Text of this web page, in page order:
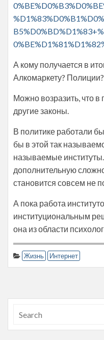
А кому получается в
Алкомаркету?
Можно возразить, что
другие законы.
В политике работали
бы в этой так
называемые
дополнительную
становится совсем не
А пока работа
институциональным
она из области
Жизнь Интернет